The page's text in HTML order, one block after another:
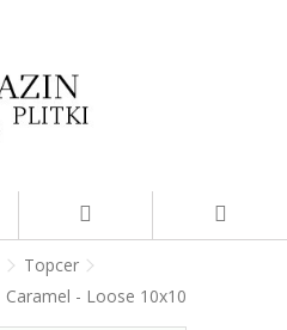
Topcer
Caramel - Loose 10x10